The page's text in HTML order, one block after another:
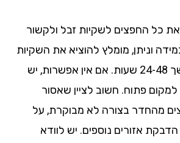
כל החפצים לשקיות זבל ולקשור
וניתן, מומלץ להוציא את השקיות
לשמש למשך 24-48 שעות. אם אין אפשרות, יש
למקום פתוח. חשוב לציין שאסור
מהחדר בצורה לא מבוקרת, על
אזורים נוספים. יש לוודא